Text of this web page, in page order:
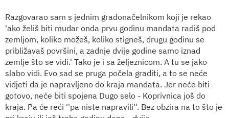
Razgovarao sam s jednim gradonačelnikom koji je rekao
'ako želiš biti mudar onda prvu godinu mandata radiš pod
zemljom, koliko možeš, koliko stigneš, drugu godinu se
približavaš površini, a zadnje dvije godine samo iznad
zemlje što se vidi.' Tako je i sa željeznicom. A tu se jako
slabo vidi. Evo sad se pruga počela graditi, a to se neće
vidjeti da je napravljeno do kraja mandata. Jer neće biti
gotovo, neće biti spojena Dugo selo - Koprivnica još do
kraja. Pa će reći ''pa niste napravili''. Bez obzira na to što je